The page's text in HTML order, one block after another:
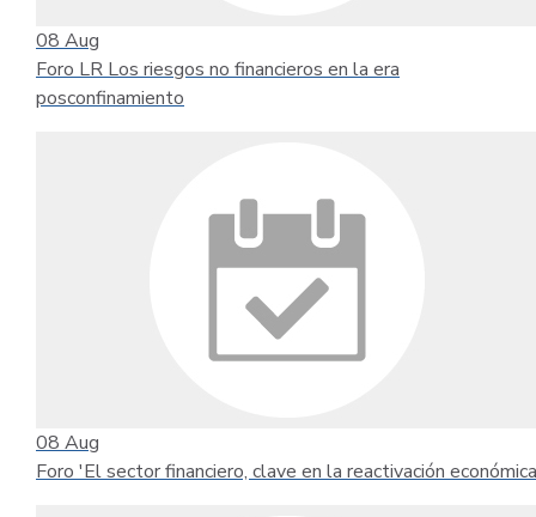
08 Aug
Foro LR Los riesgos no financieros en la era
posconfinamiento
08 Aug
Foro 'El sector financiero, clave en la reactivación